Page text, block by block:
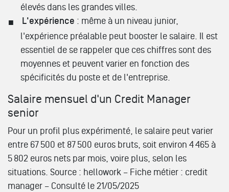
élevés dans les grandes villes.
L'expérience : même à un niveau junior,
l'expérience préalable peut booster le salaire. Il est
essentiel de se rappeler que ces chiffres sont des
moyennes et peuvent varier en fonction des
spécificités du poste et de l'entreprise.
Salaire mensuel d'un Credit Manager
senior
Pour un profil plus expérimenté, le salaire peut varier
entre 67 500 et 87 500 euros bruts, soit environ 4 465 à
5 802 euros nets par mois, voire plus, selon les
situations. Source : hellowork – Fiche métier : credit
manager – Consulté le 21/05/2025